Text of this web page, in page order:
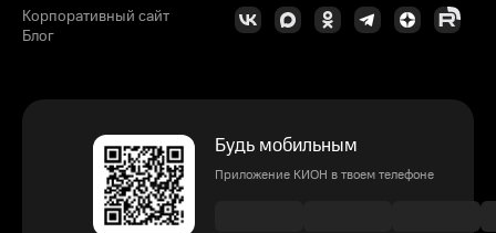
Корпоративный сайт
Блог
Будь мобильным
Приложение КИОН в твоем телефоне